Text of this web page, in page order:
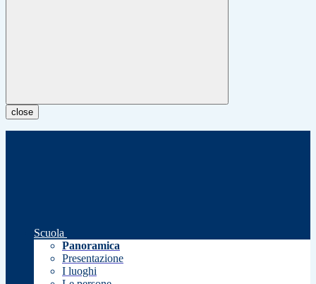
close
Scuola
Panoramica
Presentazione
I luoghi